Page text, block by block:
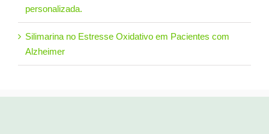
personalizada.
Silimarina no Estresse Oxidativo em Pacientes com
Alzheimer